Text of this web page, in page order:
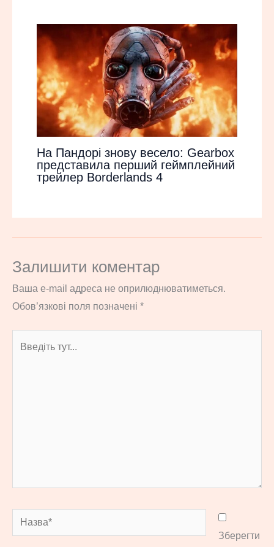
На Пандорі знову весело: Gearbox
представила перший геймплейний
трейлер Borderlands 4
Залишити коментар
Ваша e-mail адреса не оприлюднюватиметься.
Обов’язкові поля позначені *
Назва*
Зберегти